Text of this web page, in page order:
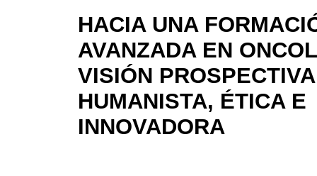
HACIA UNA
AVANZADA EN
VISIÓN PROSPECTIVA
HUMANISTA, ÉTICA E
INNOVADORA